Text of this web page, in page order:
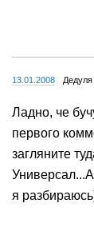
13.01.2008 Дедуля
Ладно, че
первого
загляните
я